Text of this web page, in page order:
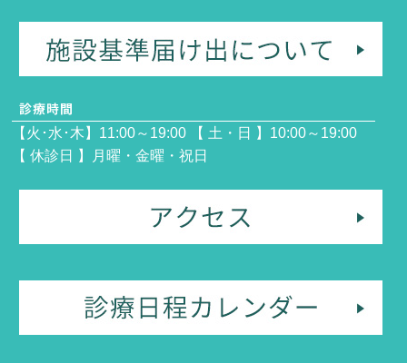
【火･水･木】11:00～19:00 【 土・日 】10:00～19:00
【 休診日 】月曜・金曜・祝日